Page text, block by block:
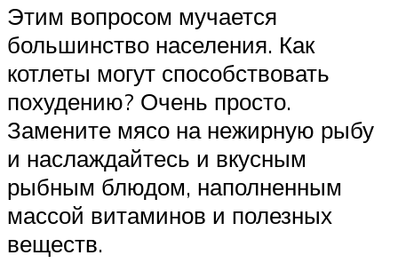
Этим вопросом мучается
большинство населения. Как
котлеты могут способствовать
похудению? Очень просто.
Замените мясо на нежирную рыбу
и наслаждайтесь и вкусным
рыбным блюдом, наполненным
массой витаминов и полезных
веществ.